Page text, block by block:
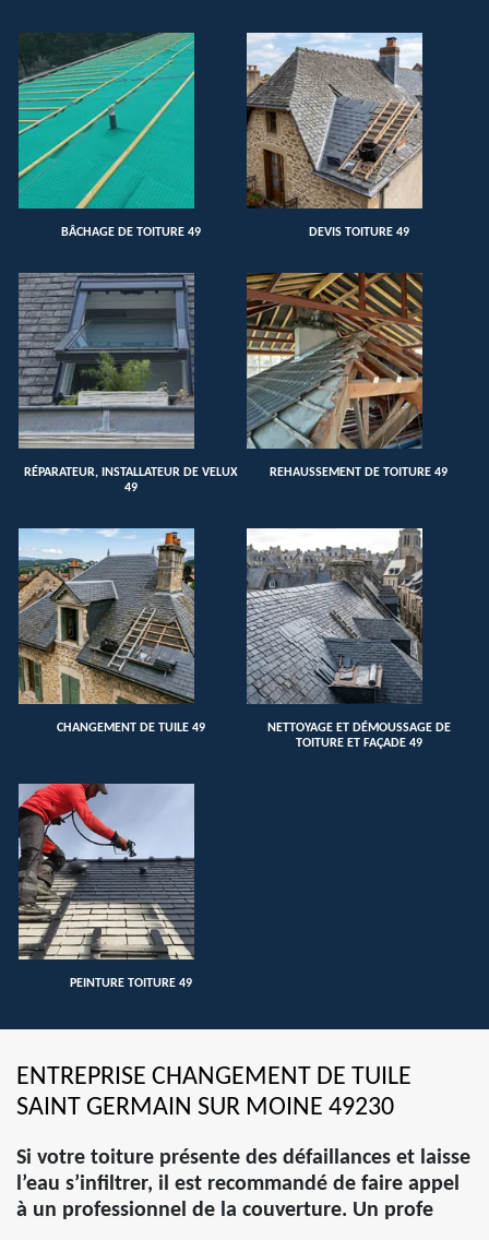
BÂCHAGE DE TOITURE 49 DEVIS TOITURE 49
RÉPARATEUR, INSTALLATEUR DE VELUX
49
REHAUSSEMENT DE TOITURE 49
CHANGEMENT DE TUILE 49
NETTOYAGE ET DÉMOUSSAGE DE
TOITURE ET FAÇADE 49
PEINTURE TOITURE 49
ENTREPRISE CHANGEMENT DE TUILE
SAINT GERMAIN SUR MOINE 49230
Si votre toiture présente des défaillances et laisse
l’eau s’infiltrer, il est recommandé de faire appel
à un professionnel de la couverture. Un profe